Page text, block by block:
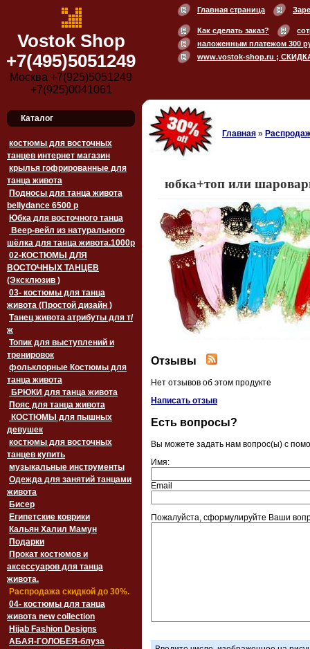
Vostok Shop
+7(495)5051249
Москва +7(925)5051249
+7(925)0041061
Главная страница
Как сделать заказ?
наложенным платежом 300
www.vostok-shop.ru ;
Каталог
костюмы для восточных
танцев интернет магазин
крылья гофрированные для
танца живота
Подносы для танца живота
bellydance 6500 p
Юбка для восточного танца
Веер-вейл из натурального
шёлка для танца живота.1000p
02-КОСТЮМЫ ДЛЯ
ВОСТОЧНЫХ ТАНЦЕВ
(Эксклюзив )
03- костюмы для танца
живота (Простой дизайн )
Танец живота атрибуты для т/
ж
Топик для выступлений и
тренировок
фольклорные Костюмы для
танца живота
БРЮКИ для танца живота
Пояс для танца живота
девушек
костюмы для восточных
танцев купить
музыкальные инструменты
Одежда для занятий танцами
живота
Бисер
Египетские коврики
Кальян Халил Мамун
Подарки
Прокат костюмов и
аксессуаров для танца
живота.
Распродажа скидкой до 30%.
04- костюмы для танца
живота new collection
Hijab Fashion Designs
АБАЯ-ГОЛОБЕЯ-блуза
Главная »
юбка+топ или
Отзывы
Нет отзывов об этом продукте
Написать отзыв
Есть вопросы?
Вы можете задать нам вопрос(ы) с
Имя:
Email
Пожалуйста, сформулируйте Ваши